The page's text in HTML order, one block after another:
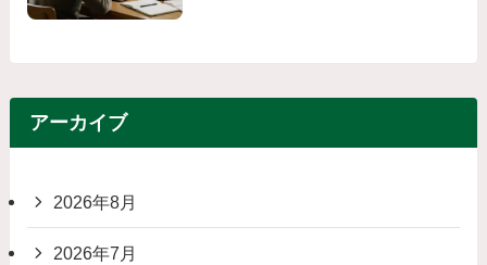
アーカイブ
2026年8月
2026年7月